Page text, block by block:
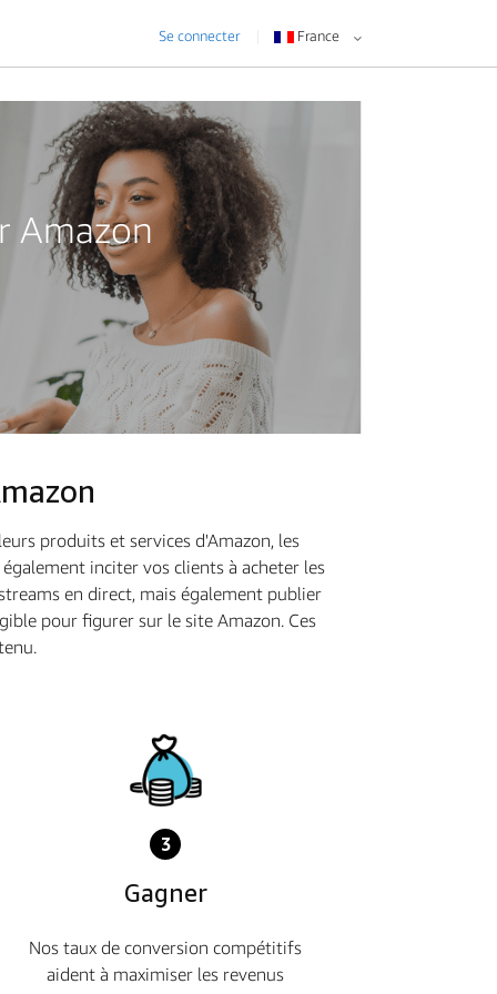
France
Se connecter
Amazon
produits et services d'Amazon, les
inciter vos clients à acheter les
en direct, mais également publier
pour figurer sur le site Amazon. Ces
3
Gagner
Nos taux de conversion compétitifs
aident à maximiser les revenus